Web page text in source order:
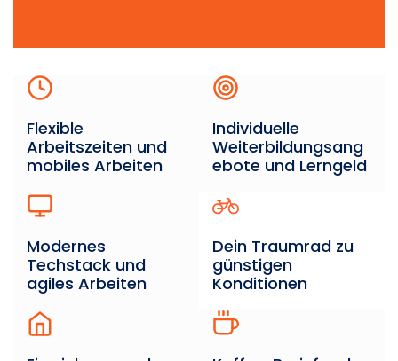
Flexible
Arbeitszeiten und
mobiles Arbeiten
Individuelle
Weiterbildungsang
ebote und Lerngeld
Modernes
Techstack und
agiles Arbeiten
Dein Traumrad zu
günstigen
Konditionen